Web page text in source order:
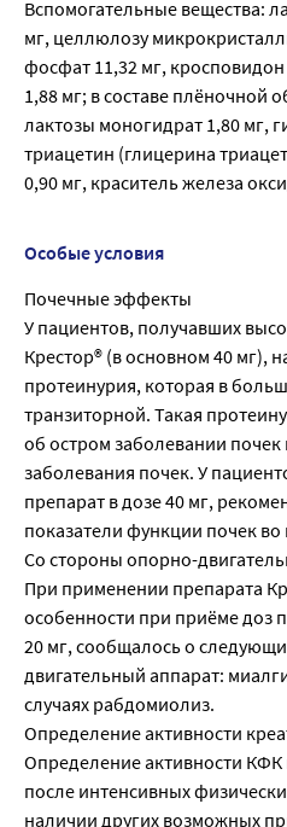
Вспомогательные вещества:
мг, целлюлозу
фосфат 11,32 мг, кросповидон
1,88 мг; в составе плёночной
лактозы моногидрат 1,80 мг,
триацетин (глицерина
0,90 мг, краситель железа
Особые условия
Почечные эффекты
У пациентов, получавших
Крестор® (в основном 40 мг),
протеинурия, которая в
транзиторной. Такая
об остром заболевании
заболевания почек. У
препарат в дозе 40 мг,
показатели функции почек во
Со стороны опорно-
При применении препарата
особенности при приёме
20 мг, сообщалось о
двигательный аппарат:
случаях рабдомиолиз.
Определение активности
Определение активности КФК
после интенсивных
наличии других возможных